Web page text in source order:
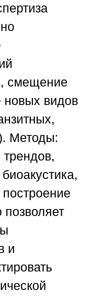
смещение
новых видов
Методы:
и